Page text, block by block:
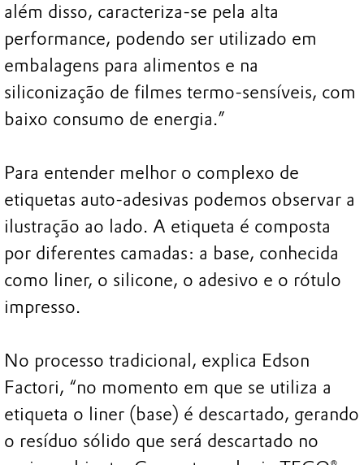
além disso, caracteriza-se pela alta
performance, podendo ser utilizado em
embalagens para alimentos e na
siliconização de filmes termo-sensíveis, com
baixo consumo de energia.”
Para entender melhor o complexo de
etiquetas auto-adesivas podemos observar a
ilustração ao lado. A etiqueta é composta
por diferentes camadas: a base, conhecida
como liner, o silicone, o adesivo e o rótulo
impresso.
No processo tradicional, explica Edson
Factori, “no momento em que se utiliza a
etiqueta o liner (base) é descartado, gerando
o resíduo sólido que será descartado no